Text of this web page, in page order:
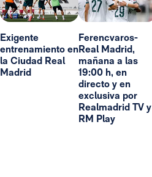
Exigente
entrenamiento en
la Ciudad Real
Madrid
Ferencvaros-
Real Madrid,
mañana a las
19:00 h, en
directo y en
exclusiva por
Realmadrid TV y
RM Play